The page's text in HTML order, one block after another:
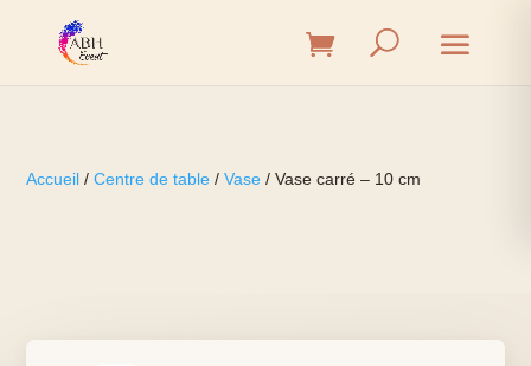
Accueil /Centre de table /Vase / Vase carré – 10 cm